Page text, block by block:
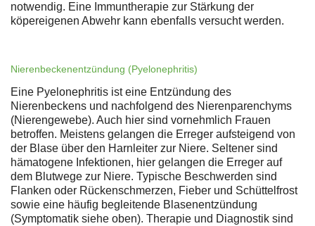
notwendig. Eine Immuntherapie zur Stärkung der
köpereigenen Abwehr kann ebenfalls versucht werden.
Nierenbeckenentzündung (Pyelonephritis)
Eine Pyelonephritis ist eine Entzündung des
Nierenbeckens und nachfolgend des Nierenparenchyms
(Nierengewebe). Auch hier sind vornehmlich Frauen
betroffen. Meistens gelangen die Erreger aufsteigend von
der Blase über den Harnleiter zur Niere. Seltener sind
hämatogene Infektionen, hier gelangen die Erreger auf
dem Blutwege zur Niere. Typische Beschwerden sind
Flanken oder Rückenschmerzen, Fieber und Schüttelfrost
sowie eine häufig begleitende Blasenentzündung
(Symptomatik siehe oben). Therapie und Diagnostik sind